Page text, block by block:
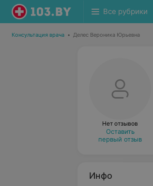
Все рубрики
Консультация врача • Делес Вероника Юрьевна
Нет отзывов
Оставить
первый отзыв
Инфо